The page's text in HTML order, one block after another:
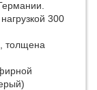
300
толщена